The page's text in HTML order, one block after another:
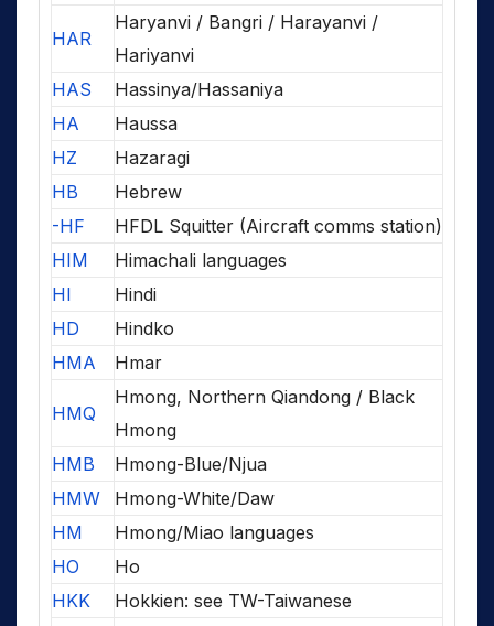
HAR
Haryanvi / Bangri / Harayanvi /
Hariyanvi
HAS
Hassinya/Hassaniya
HA
Haussa
HZ
Hazaragi
HB
Hebrew
-HF
HFDL Squitter (Aircraft comms station)
HIM
Himachali languages
HI
Hindi
HD
Hindko
HMA
Hmar
HMQ
Hmong, Northern Qiandong / Black
Hmong
HMB
Hmong-Blue/Njua
HMW
Hmong-White/Daw
HM
Hmong/Miao languages
HO
Ho
HKK
Hokkien: see TW-Taiwanese